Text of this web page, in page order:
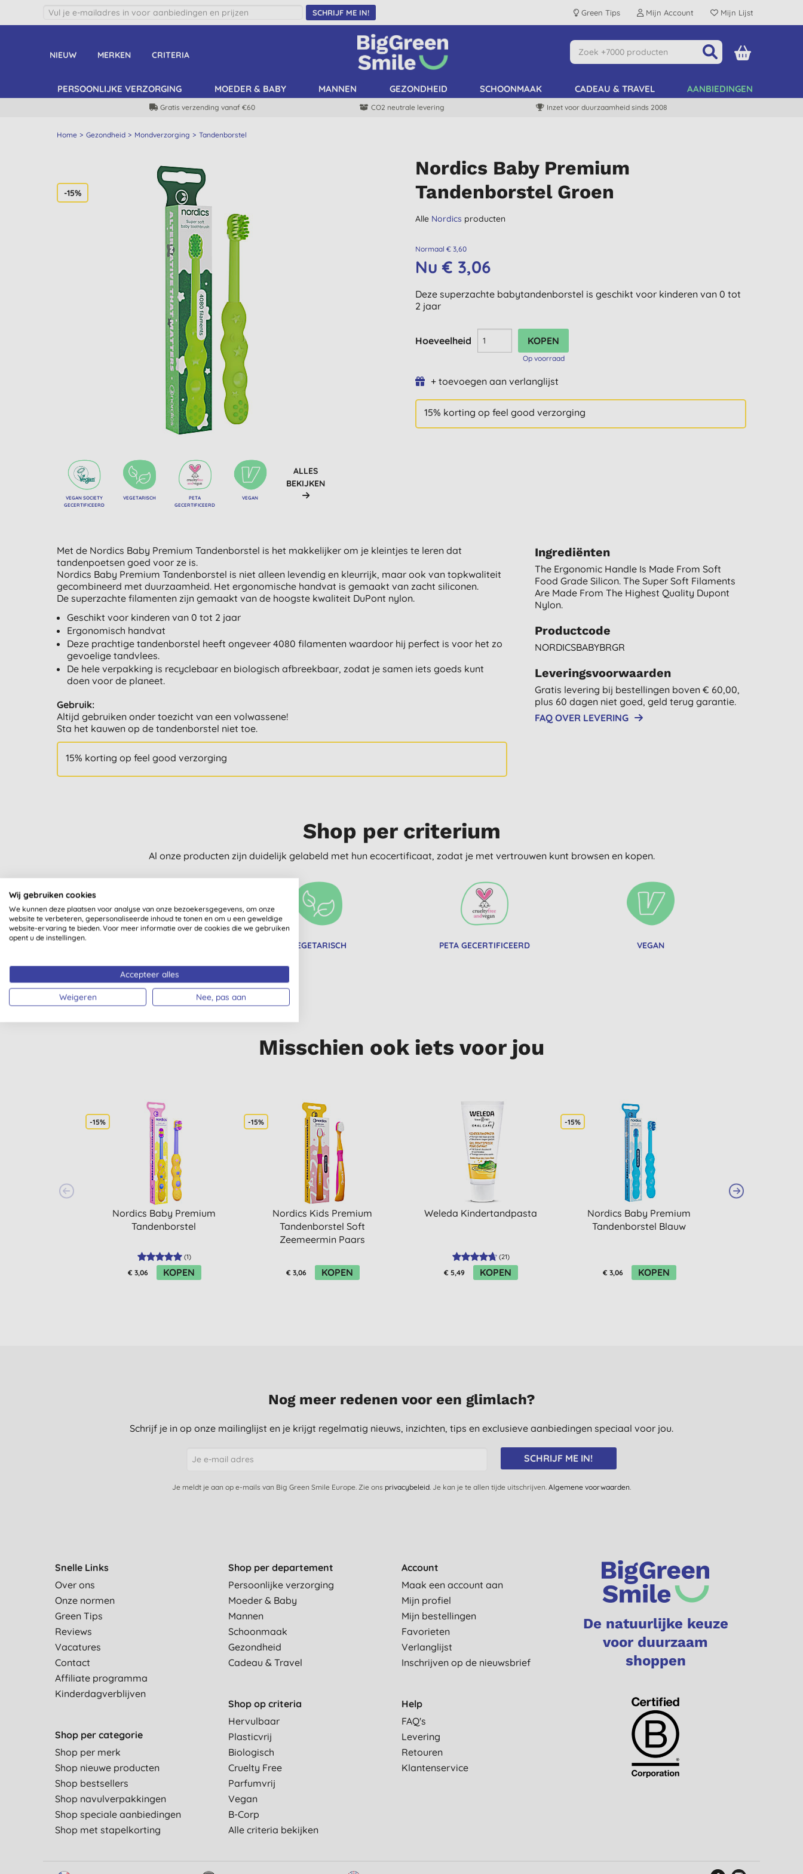
SCHRIJF ME IN! Green Tips Mijn Account Mijn Lijst
NIEUW MERKEN CRITERIA
PERSOONLIJKE VERZORGING MOEDER & BABY MANNEN GEZONDHEID SCHOONMAAK CADEAU & TRAVEL AANBIEDINGEN
Gratis verzending vanaf €60 CO2 neutrale levering Inzet voor duurzaamheid sinds 2008
Home Gezondheid Mondverzorging Tandenborstel
-15%
VEGAN SOCIETY
GECERTIFICEERD
VEGETARISCH
PETA
GECERTIFICEERD
VEGAN
ALLES
BEKIJKEN
Nordics Baby Premium
Tandenborstel Groen
Alle Nordics producten
Normaal € 3,60
Nu € 3,06
Deze superzachte babytandenborstel is geschikt voor kinderen van 0 tot
2 jaar
Hoeveelheid
Op voorraad
+ toevoegen aan verlanglijst
15% korting op feel good verzorging
Met de Nordics Baby Premium Tandenborstel is het makkelijker om je kleintjes te leren dat
tandenpoetsen goed voor ze is.
Nordics Baby Premium Tandenborstel is niet alleen levendig en kleurrijk, maar ook van topkwaliteit
gecombineerd met duurzaamheid. Het ergonomische handvat is gemaakt van zacht siliconen.
De superzachte filamenten zijn gemaakt van de hoogste kwaliteit DuPont nylon.
Geschikt voor kinderen van 0 tot 2 jaar
Ergonomisch handvat
Deze prachtige tandenborstel heeft ongeveer 4080 filamenten waardoor hij perfect is voor het zo
gevoelige tandvlees.
De hele verpakking is recyclebaar en biologisch afbreekbaar, zodat je samen iets goeds kunt
doen voor de planeet.
Gebruik:
Altijd gebruiken onder toezicht van een volwassene!
Sta het kauwen op de tandenborstel niet toe.
15% korting op feel good verzorging
Ingrediënten
The Ergonomic Handle Is Made From Soft
Food Grade Silicon. The Super Soft Filaments
Are Made From The Highest Quality Dupont
Nylon.
Productcode
NORDICSBABYBRGR
Leveringsvoorwaarden
Gratis levering bij bestellingen boven € 60,00,
plus 60 dagen niet goed, geld terug garantie.
FAQ OVER LEVERING
Shop per criterium
Al onze producten zijn duidelijk gelabeld met hun ecocertificaat, zodat je met vertrouwen kunt browsen en kopen.
VEGETARISCH PETA GECERTIFICEERD VEGAN
Misschien ook iets voor jou
-15%
Nordics Baby Premium
Tandenborstel
(1)
€ 3,06 KOPEN
-15%
Nordics Kids Premium
Tandenborstel Soft
Zeemeermin Paars
€ 3,06 KOPEN
Weleda Kindertandpasta
(21)
€ 5,49 KOPEN
-15%
Nordics Baby Premium
Tandenborstel Blauw
€ 3,06 KOPEN
Nog meer redenen voor een glimlach?
Schrijf je in op onze mailinglijst en je krijgt regelmatig nieuws, inzichten, tips en exclusieve aanbiedingen speciaal voor jou.
SCHRIJF ME IN!
Je meldt je aan op e-mails van Big Green Smile Europe. Zie ons privacybeleid. Je kan je te allen tijde uitschrijven. Algemene voorwaarden.
Snelle Links
Over ons
Onze normen
Green Tips
Reviews
Vacatures
Contact
Affiliate programma
Kinderdagverblijven
Shop per categorie
Shop per merk
Shop nieuwe producten
Shop bestsellers
Shop navulverpakkingen
Shop speciale aanbiedingen
Shop met stapelkorting
Shop per departement
Persoonlijke verzorging
Moeder & Baby
Mannen
Schoonmaak
Gezondheid
Cadeau & Travel
Shop op criteria
Hervulbaar
Plasticvrij
Biologisch
Cruelty Free
Parfumvrij
Vegan
B-Corp
Alle criteria bekijken
Account
Maak een account aan
Mijn profiel
Mijn bestellingen
Favorieten
Verlanglijst
Inschrijven op de nieuwsbrief
Help
FAQ's
Levering
Retouren
Klantenservice
De natuurlijke keuze
voor duurzaam
shoppen
Wij gebruiken cookies
We kunnen deze plaatsen voor analyse van onze bezoekersgegevens, om onze
website te verbeteren, gepersonaliseerde inhoud te tonen en om u een geweldige
website-ervaring te bieden. Voor meer informatie over de cookies die we gebruiken
opent u de instellingen.
Accepteer alles
Weigeren Nee, pas aan